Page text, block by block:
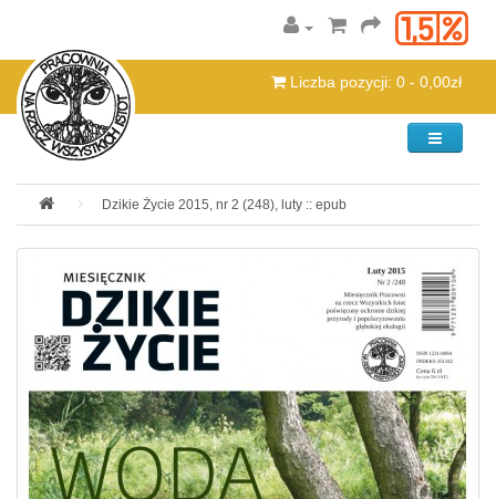
Liczba pozycji: 0 - 0,00zł
Kategorie
Dzikie Życie 2015, nr 2 (248), luty :: epub